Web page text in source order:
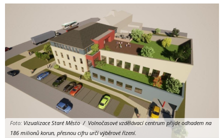
Foto: Vizualizace Staré Město / Volnočasové vzdělávací centrum přijde odhadem na
186 milionů korun, přesnou cifru určí výběrové řízení.